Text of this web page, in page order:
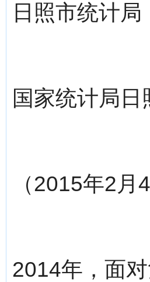
日照市统计局
国家统计局日
（2015年2月4
2014年，面